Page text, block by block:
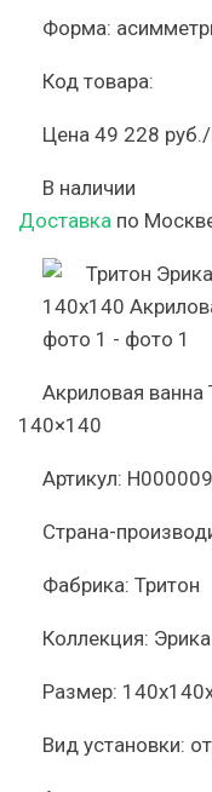
Форма:
Код товара:
Цена 49 228
В наличии
Доставка по
Акриловая ванна
140×140
Артикул:
Страна-
Фабрика: Тритон
Коллекция: Эрика
Размер:
Вид установки: